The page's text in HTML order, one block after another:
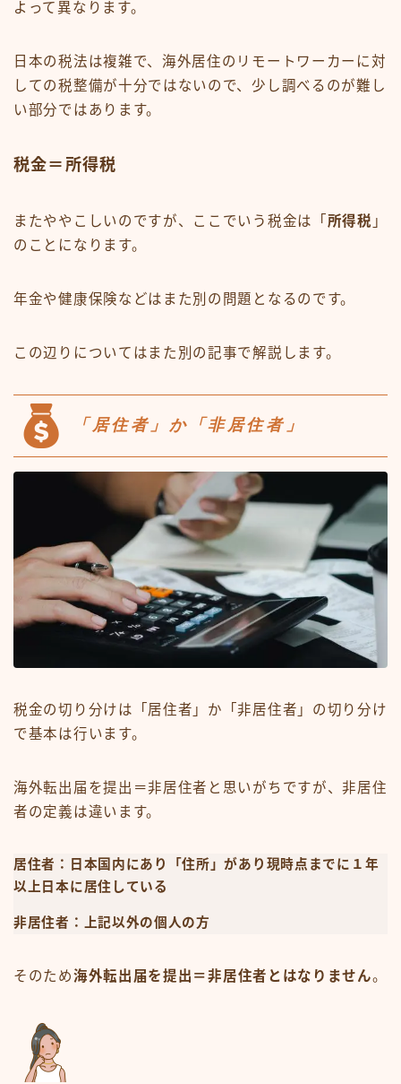
よって異なります。
日本の税法は複雑で、海外居住のリモートワーカーに対
しての税整備が十分ではないので、少し調べるのが難し
い部分ではあります。
税金＝所得税
またややこしいのですが、ここでいう税金は「 所得税 」
のことになります。
年金や健康保険などはまた別の問題となるのです。
この辺りについてはまた別の記事で解説します。
「居住者」か「非居住者」
税金の切り分けは「居住者」か「非居住者」の切り分け
で基本は行います。
海外転出届を提出＝非居住者と思いがちですが、非居住
者の定義は違います。
居住者：日本国内にあり「住所」があり現時点までに１年
以上日本に居住している
非居住者：上記以外の個人の方
そのため海外転出届を提出＝非居住者とはなりません。